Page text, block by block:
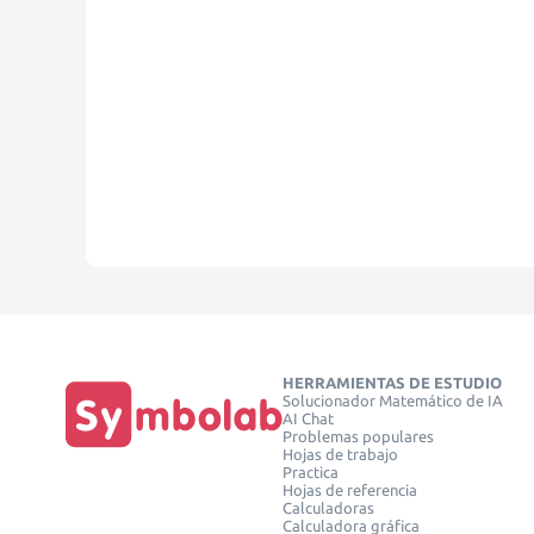
HERRAMIENTAS DE ESTUDIO
Solucionador Matemático de IA
AI Chat
Problemas populares
Hojas de trabajo
Practica
Hojas de referencia
Calculadoras
Calculadora gráfica